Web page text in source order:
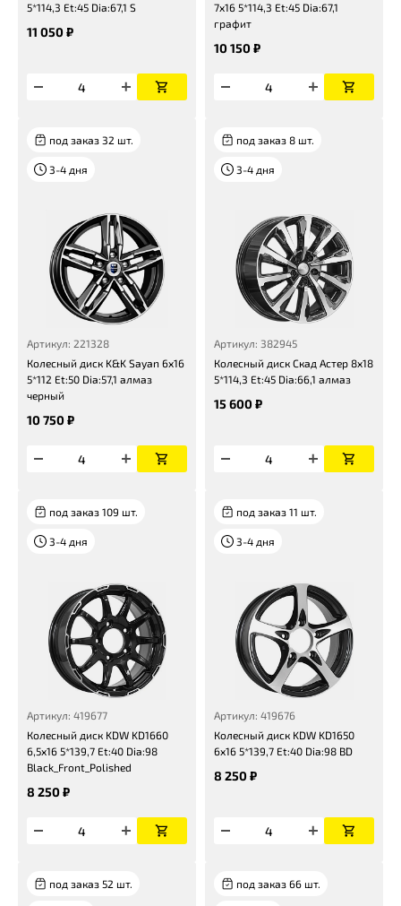
5*114,3 Et:45 Dia:67,1 S
11 050 ₽
7x16 5*114,3 Et:45 Dia:67,1
графит
10 150 ₽
под заказ 32 шт.
3-4 дня
Артикул: 221328
Колесный диск K&K Sayan 6x16
5*112 Et:50 Dia:57,1 алмаз
черный
10 750 ₽
под заказ 8 шт.
3-4 дня
Артикул: 382945
Колесный диск Скад Астер 8x18
5*114,3 Et:45 Dia:66,1 алмаз
15 600 ₽
под заказ 109 шт.
3-4 дня
Артикул: 419677
Колесный диск KDW KD1660
6,5x16 5*139,7 Et:40 Dia:98
Black_Front_Polished
8 250 ₽
под заказ 11 шт.
3-4 дня
Артикул: 419676
Колесный диск KDW KD1650
6x16 5*139,7 Et:40 Dia:98 BD
8 250 ₽
под заказ 52 шт. под заказ 66 шт.